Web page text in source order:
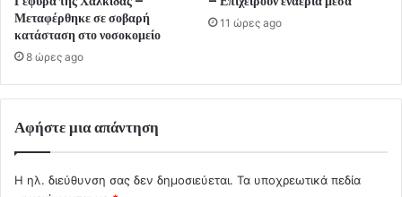
Μεταφέρθηκε σε σοβαρή
κατάσταση στο νοσοκομείο
8 ώρες ago
11 ώρες ago
Αφήστε μια απάντηση
Η ηλ. διεύθυνση σας δεν δημοσιεύεται. Τα υποχρεωτικά πεδία